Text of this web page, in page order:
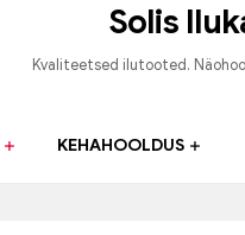
Solis
Kvaliteetsed ilutooted.
KEHAHOOLDUS